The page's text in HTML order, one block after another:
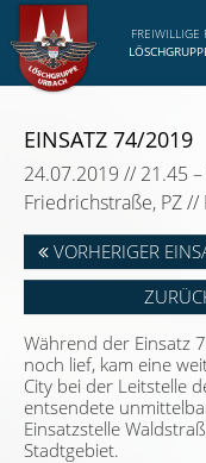
FREIWILLIGE
EINSATZ 74/2019
24.07.2019 // 21.45
Friedrichstraße, PZ //
VORHERIGER
Während der Einsatz
noch lief, kam eine
City bei der Leitstelle
entsendete
Einsatzstelle
Stadtgebiet.